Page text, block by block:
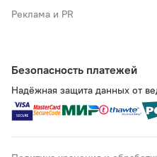
Реклама и PR
Безопасность платежей
Надёжная защита данных от